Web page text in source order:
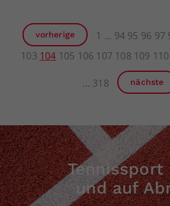
vorherige 1 94 95 96 97
103 104 105 106 107 108 109 110
318 nächste
Tennissport
und auf